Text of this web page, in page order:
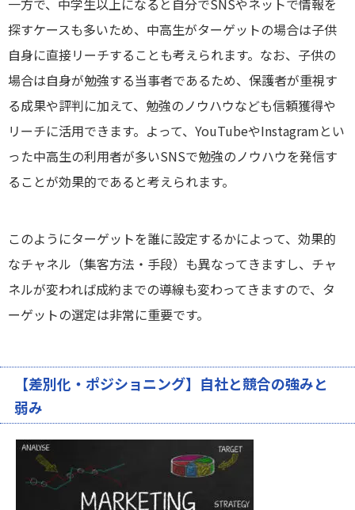
一方で、中学生以上になると自分でSNSやネットで情報を
探すケースも多いため、中高生がターゲットの場合は子供
自身に直接リーチすることも考えられます。なお、子供の
場合は自身が勉強する当事者であるため、保護者が重視す
る成果や評判に加えて、勉強のノウハウなども信頼獲得や
リーチに活用できます。よって、YouTubeやInstagramとい
った中高生の利用者が多いSNSで勉強のノウハウを発信す
ることが効果的であると考えられます。
このようにターゲットを誰に設定するかによって、効果的
なチャネル（集客方法・手段）も異なってきますし、チャ
ネルが変われば成約までの導線も変わってきますので、タ
ーゲットの選定は非常に重要です。
【差別化・ポジショニング】自社と競合の強みと
弱み